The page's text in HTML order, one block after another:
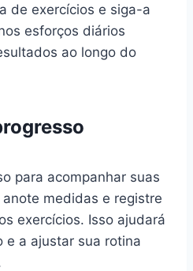
de exercícios e siga-a
esforços diários
ao longo do
para acompanhar suas
medidas e registre
exercícios. Isso ajudará
e a ajustar sua rotina